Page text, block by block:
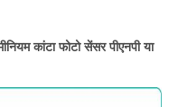
कांटा फोटो सेंसर पीएनपी या